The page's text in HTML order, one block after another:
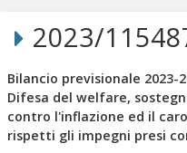
Salta
navigazione
2023/
Bilancio previsionale 2023-
Difesa del welfare,
contro l'inflazione ed il
rispetti gli impegni presi